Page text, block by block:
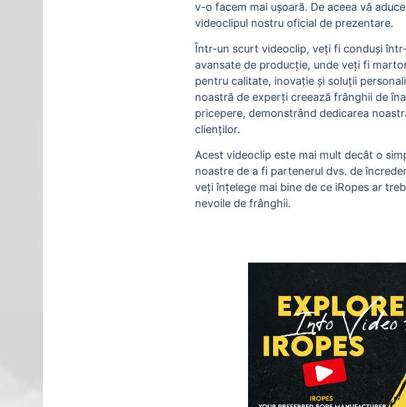
v-o facem mai ușoară. De aceea vă
videoclipul nostru oficial de prezentare.
Într-un scurt videoclip, veți fi conduși
avansate de producție, unde veți fi
pentru calitate, inovație și soluții
noastră de experți creează frânghii de
pricepere, demonstrând dedicarea
clienților.
Acest videoclip este mai mult decât o
noastre de a fi partenerul dvs. de
veți înțelege mai bine de ce iRopes ar
nevoile de frânghii.